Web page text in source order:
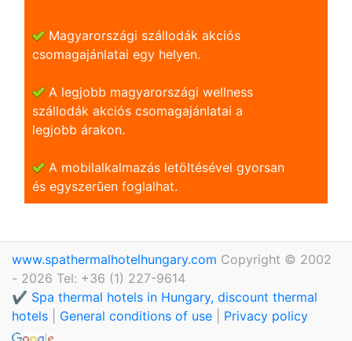
Magyarországi szállodák akciós
csomagajánlatai egy helyen.
A legjobb magyarországi wellness
szállodák akciós csomagajánlatai a
legjobb árakon.
A mobilalkalmazás letöltésével gyorsan
és egyszerũen foglalhat.
www.spathermalhotelhungary.com Copyright © 2002
- 2026 Tel: +36 (1) 227-9614
✔️ Spa thermal hotels in Hungary, discount thermal
hotels
General conditions of use Privacy policy